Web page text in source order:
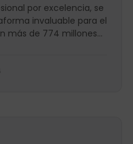
por excelencia, se
invaluable para el
más de 774 millones